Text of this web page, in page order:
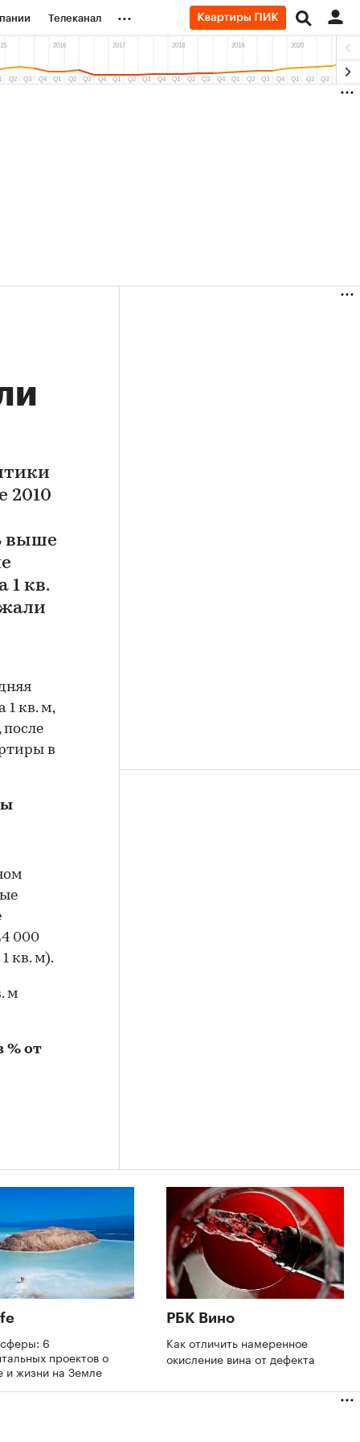
Телеканал ...
2010
выше
1 кв.
1 кв. м,
в
000
кв. м).
м
% от
6
проектов о
и жизни на Земле
РБК Вино
Как отличить намеренное
окисление вина от дефекта